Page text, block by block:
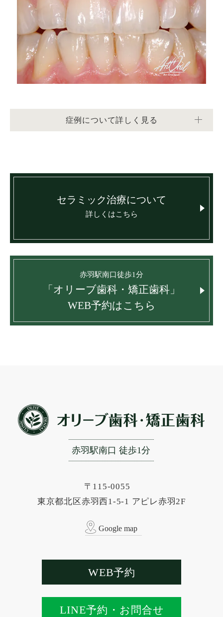
症例について詳しく見る
セラミック治療について
詳しくはこちら
赤羽駅南口徒歩1分
「オリーブ歯科・矯正歯科」
WEB予約はこちら
赤羽駅南口 徒歩1分
〒115-0055
東京都北区赤羽西1-5-1 アピレ赤羽2F
Google map
WEB予約
LINE予約・お問合せ